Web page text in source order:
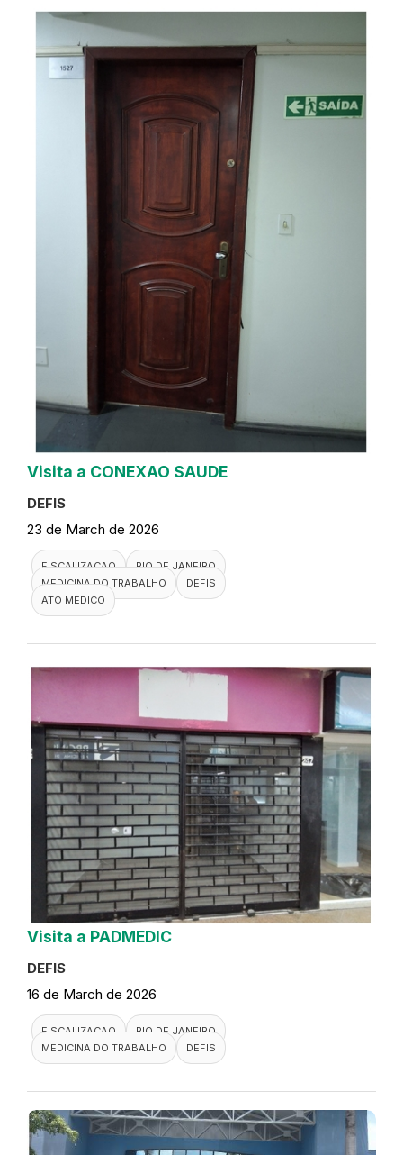
Visita a CONEXAO SAUDE
DEFIS
23 de March de 2026
FISCALIZACAO
RIO DE JANEIRO
MEDICINA DO TRABALHO
DEFIS
ATO MEDICO
Visita a PADMEDIC
DEFIS
16 de March de 2026
FISCALIZACAO
RIO DE JANEIRO
MEDICINA DO TRABALHO
DEFIS